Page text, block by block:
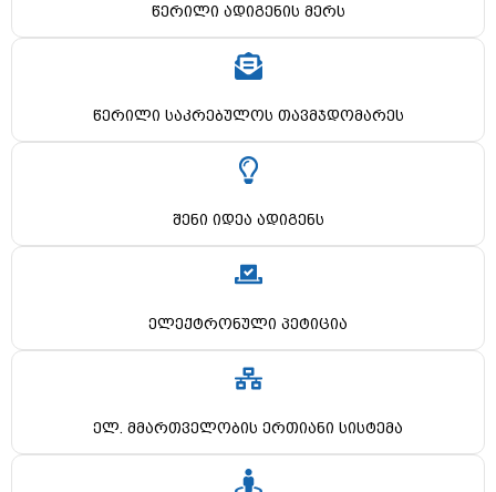
წერილი ადიგენის მერს
წერილი საკრებულოს თავმჯდომარეს
შენი იდეა ადიგენს
ელექტრონული პეტიცია
ელ. მმართველობის ერთიანი სისტემა